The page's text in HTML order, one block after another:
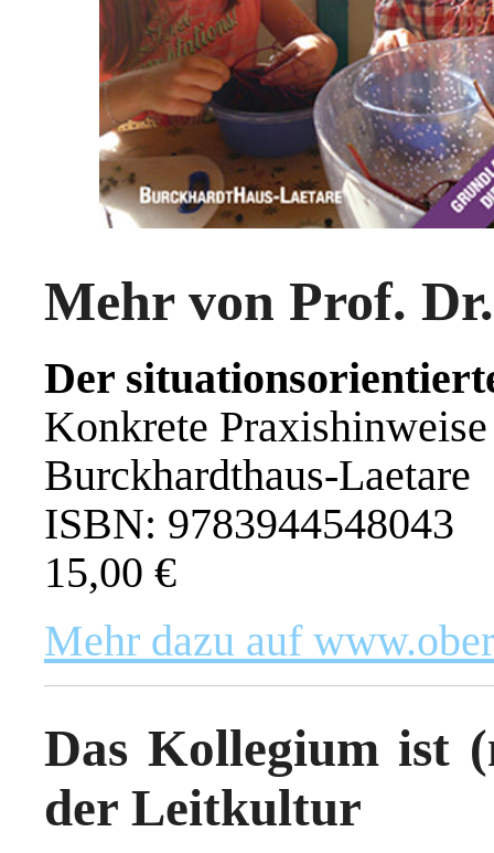
Mehr von Prof.
Der
Konkrete
Burckhardthaus-Laetare
ISBN: 9783944548043
15,00 €
Mehr dazu auf
Das Kollegium ist
der Leitkultur